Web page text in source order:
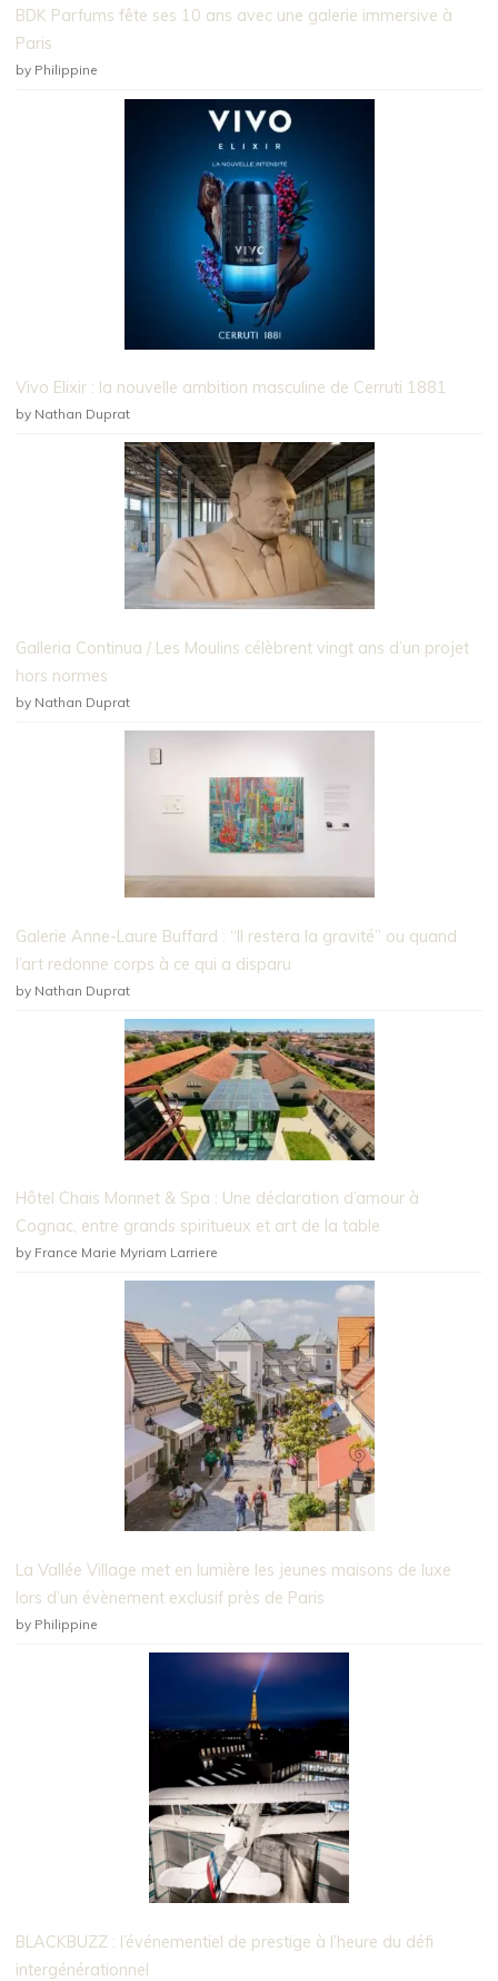
BDK Parfums fête ses 10 ans avec une galerie immersive à
Paris
by Philippine
Vivo Elixir : la nouvelle ambition masculine de Cerruti 1881
by Nathan Duprat
Galleria Continua / Les Moulins célèbrent vingt ans d’un projet
hors normes
by Nathan Duprat
Galerie Anne-Laure Buffard : “Il restera la gravité” ou quand
l’art redonne corps à ce qui a disparu
by Nathan Duprat
Hôtel Chais Monnet & Spa : Une déclaration d’amour à
Cognac, entre grands spiritueux et art de la table
by France Marie Myriam Larriere
La Vallée Village met en lumière les jeunes maisons de luxe
lors d’un évènement exclusif près de Paris
by Philippine
BLACKBUZZ : l’événementiel de prestige à l’heure du défi
intergénérationnel